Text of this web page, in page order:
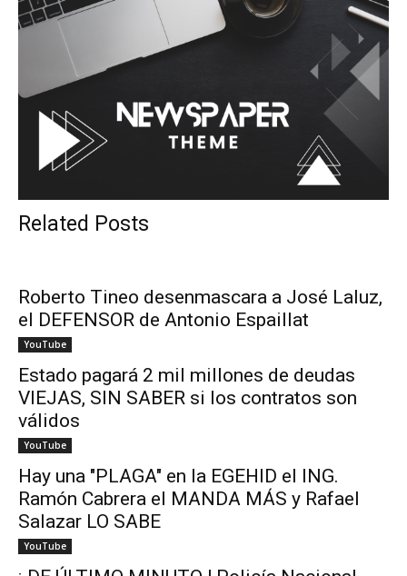
Related Posts
Roberto Tineo desenmascara a José Laluz,
el DEFENSOR de Antonio Espaillat
YouTube
Estado pagará 2 mil millones de deudas
VIEJAS, SIN SABER si los contratos son
válidos
YouTube
Hay una "PLAGA" en la EGEHID el ING.
Ramón Cabrera el MANDA MÁS y Rafael
Salazar LO SABE
YouTube